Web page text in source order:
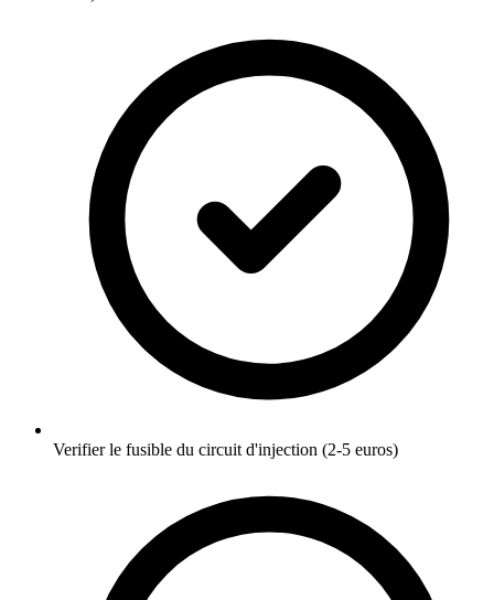
Verifier le fusible du circuit d'injection (2-5 euros)